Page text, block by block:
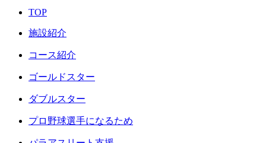
TOP
施設紹介
コース紹介
ゴールドスター
ダブルスター
プロ野球選手になるため